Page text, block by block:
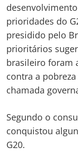
prioridades do
presidido pelo
prioritários
brasileiro foram
contra a
chamada
Segundo o
conquistou
G20.